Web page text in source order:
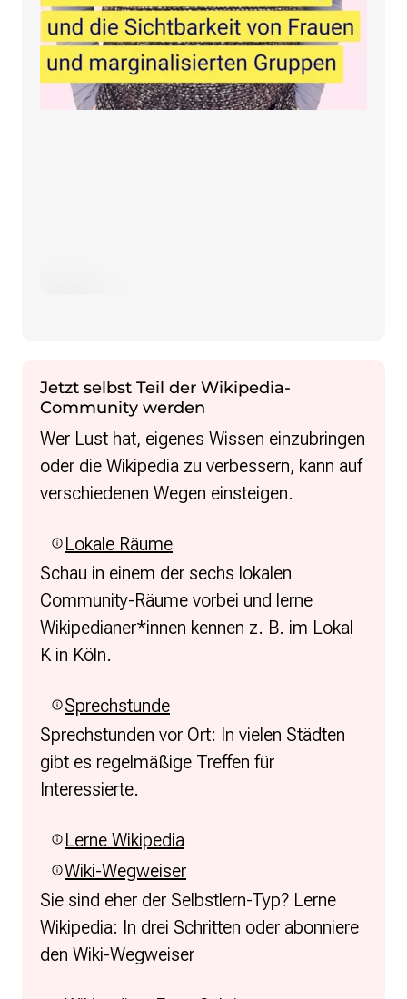
Jetzt selbst Teil der Wikipedia-
Community werden
Wer Lust hat, eigenes Wissen einzubringen
oder die Wikipedia zu verbessern, kann auf
verschiedenen Wegen einsteigen.
Lokale Räume
Schau in einem der sechs lokalen
Community-Räume vorbei und lerne
Wikipedianer*innen kennen z. B. im Lokal
K in Köln.
Sprechstunde
Sprechstunden vor Ort: In vielen Städten
gibt es regelmäßige Treffen für
Interessierte.
Lerne Wikipedia
Wiki-Wegweiser
Sie sind eher der Selbstlern-Typ? Lerne
Wikipedia: In drei Schritten oder abonniere
den Wiki-Wegweiser